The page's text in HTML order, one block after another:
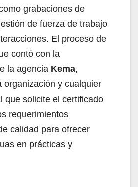
grabaciones de
de fuerza de trabajo
El proceso de
contó con la
la agencia Kema,
organización y cualquier
que solicite el certificado
requerimientos
calidad para ofrecer
en prácticas y